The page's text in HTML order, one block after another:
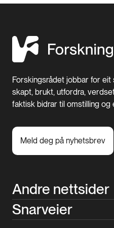
Forskingsrådet jobbar for
skapt, brukt, utfordra,
faktisk bidrar til omstilling
Meld deg på nyhetsbrev
Andre nettsider
Snarveier